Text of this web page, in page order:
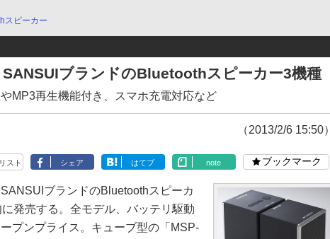
スピーカー
SANSUIブランドのBluetoothスピーカー3機種
MP3再生機能付き、スマホ充電対応など
（2013/2/6 15:50）
リスト シェア はてブ note ブックマーク
ブランドのBluetoothスピーカ
発売する。全モデル、バッテリ駆動
プンプライス。キューブ型の「MSP-